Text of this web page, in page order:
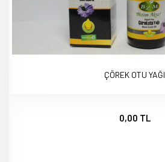
ÇÖREK OTU YAĞI
0,00 TL